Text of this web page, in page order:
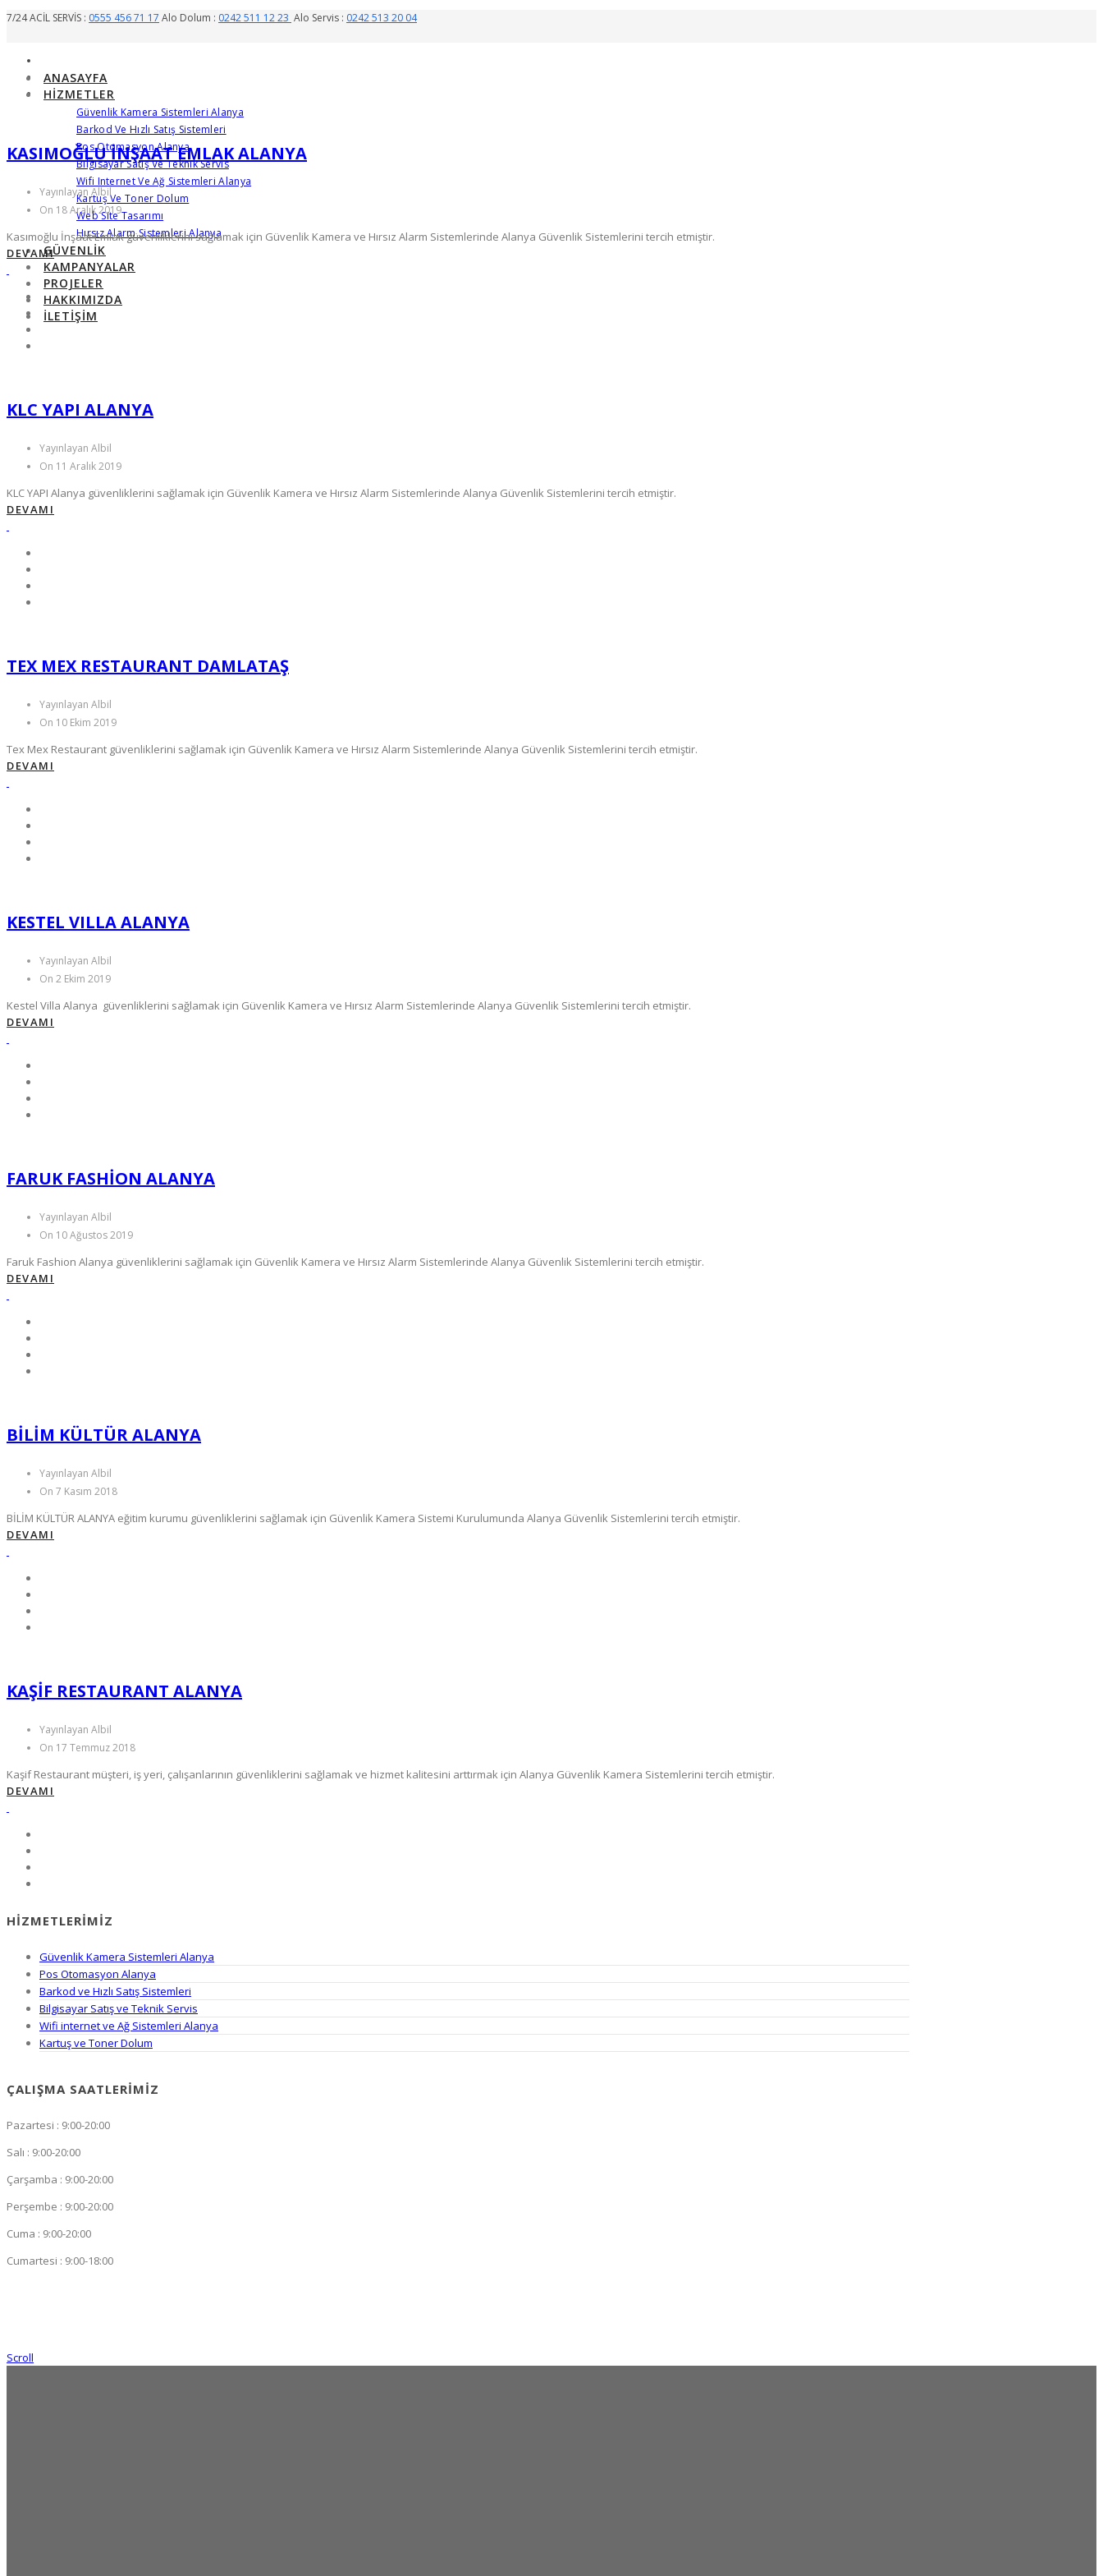
7/24 ACİL SERVİS : 0555 456 71 17 Alo Dolum : 0242 511 12 23 Alo Servis : 0242 513 20 04
ANASAYFA
HIZMETLER
Güvenlik Kamera Sistemleri Alanya
Barkod Ve Hızlı Satış Sistemleri
Pos Otomasyon Alanya
Bilgisayar Satış Ve Teknik Servis
Wifi Internet Ve Ağ Sistemleri Alanya
Kartuş Ve Toner Dolum
Web Site Tasarımı
Hırsız Alarm Sistemleri Alanya
GÜVENLIK
KAMPANYALAR
PROJELER
HAKKIMIZDA
İLETIŞIM
KASIMOĞLU İNŞAAT EMLAK ALANYA
Yayınlayan Albil
On 18 Aralık 2019
Kasımoğlu İnşaat Emlak güvenliklerini sağlamak için Güvenlik Kamera ve Hırsız Alarm Sistemlerinde Alanya Güvenlik Sistemlerini tercih etmiştir.
DEVAMI
KLC YAPI ALANYA
Yayınlayan Albil
On 11 Aralık 2019
KLC YAPI Alanya güvenliklerini sağlamak için Güvenlik Kamera ve Hırsız Alarm Sistemlerinde Alanya Güvenlik Sistemlerini tercih etmiştir.
DEVAMI
TEX MEX RESTAURANT DAMLATAŞ
Yayınlayan Albil
On 10 Ekim 2019
Tex Mex Restaurant güvenliklerini sağlamak için Güvenlik Kamera ve Hırsız Alarm Sistemlerinde Alanya Güvenlik Sistemlerini tercih etmiştir.
DEVAMI
KESTEL VILLA ALANYA
Yayınlayan Albil
On 2 Ekim 2019
Kestel Villa Alanya güvenliklerini sağlamak için Güvenlik Kamera ve Hırsız Alarm Sistemlerinde Alanya Güvenlik Sistemlerini tercih etmiştir.
DEVAMI
FARUK FASHION ALANYA
Yayınlayan Albil
On 10 Ağustos 2019
Faruk Fashion Alanya güvenliklerini sağlamak için Güvenlik Kamera ve Hırsız Alarm Sistemlerinde Alanya Güvenlik Sistemlerini tercih etmiştir.
DEVAMI
BİLİM KÜLTÜR ALANYA
Yayınlayan Albil
On 7 Kasım 2018
BİLİM KÜLTÜR ALANYA eğitim kurumu güvenliklerini sağlamak için Güvenlik Kamera Sistemi Kurulumunda Alanya Güvenlik Sistemlerini tercih etmiştir.
DEVAMI
KAŞIF RESTAURANT ALANYA
Yayınlayan Albil
On 17 Temmuz 2018
Kaşif Restaurant müşteri, iş yeri, çalışanlarının güvenliklerini sağlamak ve hizmet kalitesini arttırmak için Alanya Güvenlik Kamera Sistemlerini tercih etmiştir.
DEVAMI
HIZMETLERIMIZ
Güvenlik Kamera Sistemleri Alanya
Pos Otomasyon Alanya
Barkod ve Hızlı Satış Sistemleri
Bilgisayar Satış ve Teknik Servis
Wifi internet ve Ağ Sistemleri Alanya
Kartuş ve Toner Dolum
ÇALIŞMA SAATLERIMIZ
Pazartesi : 9:00-20:00
Salı : 9:00-20:00
Çarşamba : 9:00-20:00
Perşembe : 9:00-20:00
Cuma : 9:00-20:00
Cumartesi : 9:00-18:00
Scroll